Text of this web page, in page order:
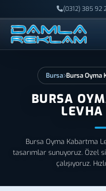
(0312) 385 92
Bursa Bursa Oyma
BURSA
Bursa Oyma Kabartma
tasarımlar sunuyoruz. Özel
çalışıyoruz.